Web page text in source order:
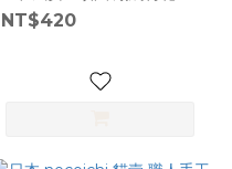
- 黑 [A5140]
NT$420